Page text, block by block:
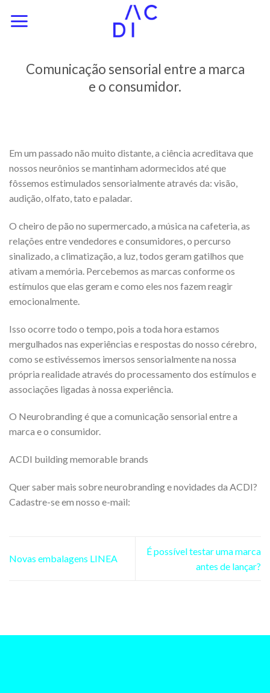
Comunicação sensorial entre a marca
e o consumidor.
Em um passado não muito distante, a ciência acreditava que
nossos neurônios se mantinham adormecidos até que
fôssemos estimulados sensorialmente através da: visão,
audição, olfato, tato e paladar.
O cheiro de pão no supermercado, a música na cafeteria, as
relações entre vendedores e consumidores, o percurso
sinalizado, a climatização, a luz, todos geram gatilhos que
ativam a memória. Percebemos as marcas conforme os
estímulos que elas geram e como eles nos fazem reagir
emocionalmente.
Isso ocorre todo o tempo, pois a toda hora estamos
mergulhados nas experiências e respostas do nosso cérebro,
como se estivéssemos imersos sensorialmente na nossa
própria realidade através do processamento dos estímulos e
associações ligadas à nossa experiência.
O Neurobranding é que a comunicação sensorial entre a
marca e o consumidor.
ACDI building memorable brands
Quer saber mais sobre neurobranding e novidades da ACDI?
Cadastre-se em nosso e-mail:
Novas embalagens LINEA
É possível testar uma marca
antes de lançar?